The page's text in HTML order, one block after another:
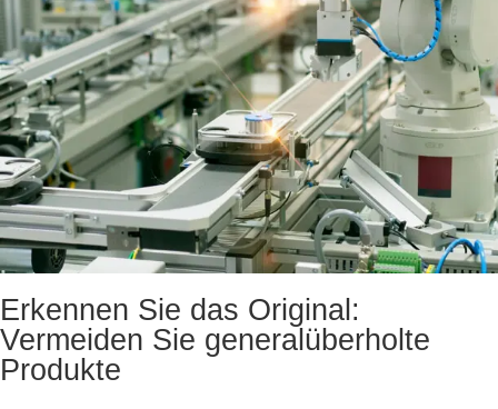
Erkennen Sie das Original:
Vermeiden Sie generalüberholte
Produkte